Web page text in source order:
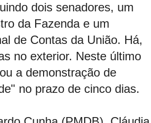
dois senadores, um
da Fazenda e um
de Contas da União. Há,
no exterior. Neste último
a demonstração de
no prazo de cinco dias.